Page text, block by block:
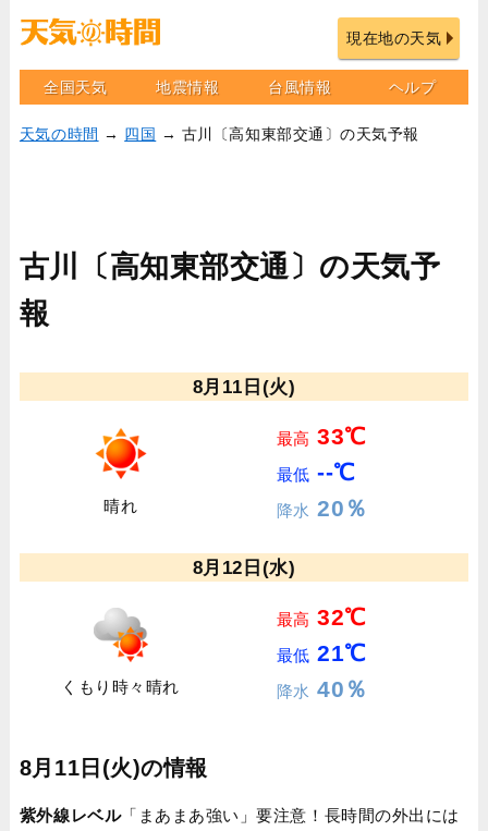
現在地の天気
全国天気 地震情報 台風情報 ヘルプ
天気の時間 → 四国 → 古川〔高知東部交通〕の天気予報
古川〔高知東部交通〕の天気予
報
8月11日(火)
晴れ
最高 33℃
最低 --℃
降水 20％
8月12日(水)
くもり時々晴れ
最高 32℃
最低 21℃
降水 40％
8月11日(火)の情報
紫外線レベル「まあまあ強い」要注意！長時間の外出には